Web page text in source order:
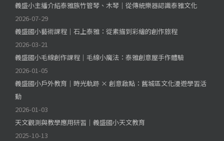
義盛小主播介紹泰雅族竹管琴、木琴｜從傳統樂器認識泰雅文化
2026-07-29
義盛國小藝術課程｜石上泰雅：從素描到彩繪的創作旅程
2026-03-21
義盛國小毛線創作課程｜毛線小魔法：泰雅創意屋手作體驗
2026-01-05
義盛國小戶外教育｜時光軌跡 × 創意啟點：舊城區文化漫遊學習活
動
2026-01-03
天文觀測與教學應用研習｜義盛國小天文教育
2025-10-13